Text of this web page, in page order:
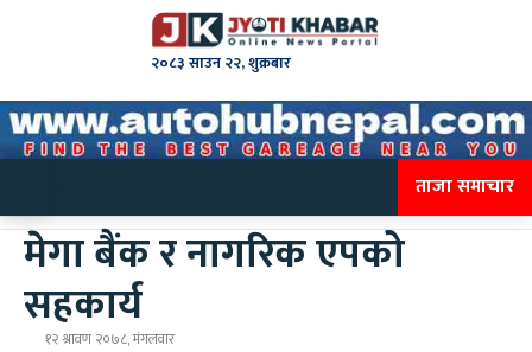
२०८३ साउन २२, शुक्रबार
ताजा समाचार
मेगा बैंक र नागरिक एपको
सहकार्य
१२ श्रावण २०७८, मंगलवार